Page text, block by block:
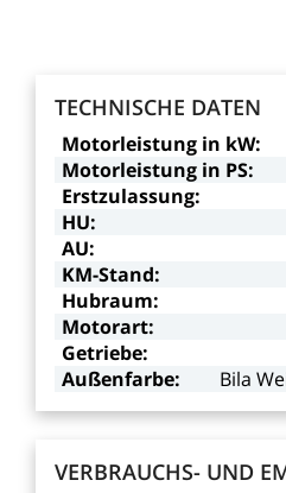
TECHNISCHE DATEN
Motorleistung in kW:
Motorleistung in PS:
Erstzulassung:
HU:
AU:
KM-Stand:
Hubraum:
Motorart:
Getriebe:
Außenfarbe:
Bila
VERBRAUCHS- UND